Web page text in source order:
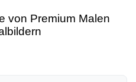
von Premium Malen